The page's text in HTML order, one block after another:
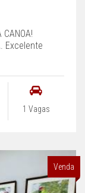
CANOA!
Excelente
1 Vagas
Venda